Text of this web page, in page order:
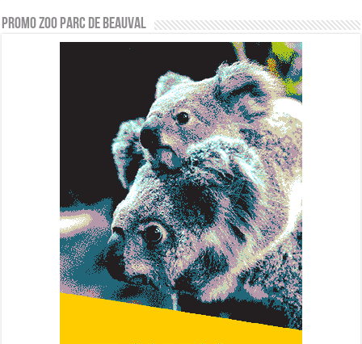
PROMO ZOO PARC DE BEAUVAL